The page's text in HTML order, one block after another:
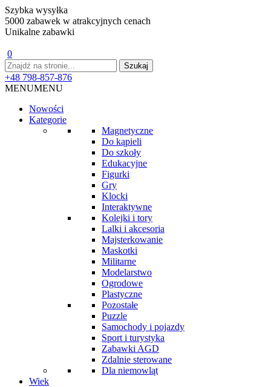
Szybka wysyłka
5000 zabawek w atrakcyjnych cenach
Unikalne zabawki
0
+48 798-857-876
MENUMENU
Nowości
Kategorie
Magnetyczne
Do kąpieli
Do szkoły
Edukacyjne
Figurki
Gry
Klocki
Interaktywne
Kolejki i tory
Lalki i akcesoria
Majsterkowanie
Maskotki
Militarne
Modelarstwo
Ogrodowe
Plastyczne
Pozostałe
Puzzle
Samochody i pojazdy
Sport i turystyka
Zabawki AGD
Zdalnie sterowane
Dla niemowląt
Wiek